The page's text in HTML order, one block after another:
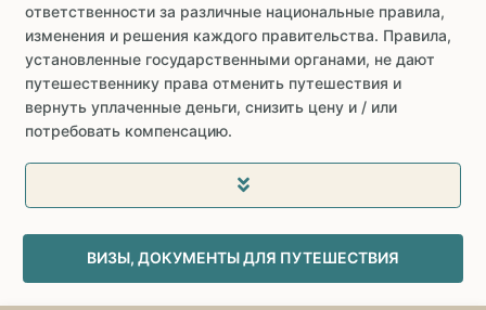
ответственности за различные национальные правила,
изменения и решения каждого правительства. Правила,
установленные государственными органами, не дают
путешественнику права отменить путешествия и
вернуть уплаченные деньги, снизить цену и / или
потребовать компенсацию.
ВИЗЫ, ДОКУМЕНТЫ ДЛЯ ПУТЕШЕСТВИЯ